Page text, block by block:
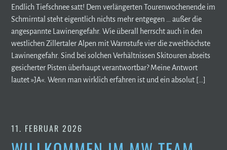
Endlich Tiefschnee satt! Dem verlängerten Tourenwochenende im
Schmirntal steht eigentlich nichts mehr entgegen … außer die
angespannte Lawinengefahr. Wie überall herrscht auch in den
westlichen Zillertaler Alpen mit Warnstufe vier die zweithöchste
Lawinengefahr. Sind bei solchen Verhältnissen Skitouren abseits
gesicherter Pisten überhaupt verantwortbar? Meine Antwort
lautet »JA«. Wenn man wirklich erfahren ist und ein absolut […]
11. FEBRUAR 2026